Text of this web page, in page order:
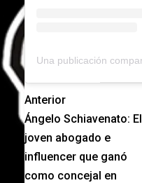
Anterior
Ángelo Schiavenato: El
joven abogado e
influencer que ganó
como concejal en